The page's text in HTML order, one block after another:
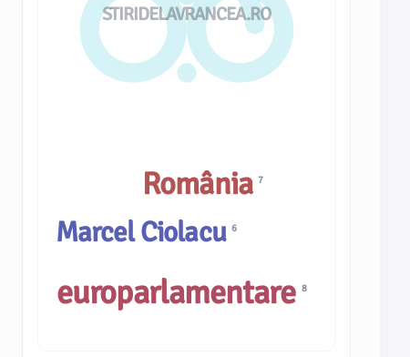
STIRIDELAVRANCEA.RO
România7
Marcel Ciolacu6
europarlamentare 8